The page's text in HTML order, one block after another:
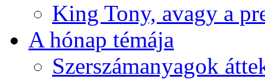
King Tony, avagy a
A hónap témája
Szerszámanyagok